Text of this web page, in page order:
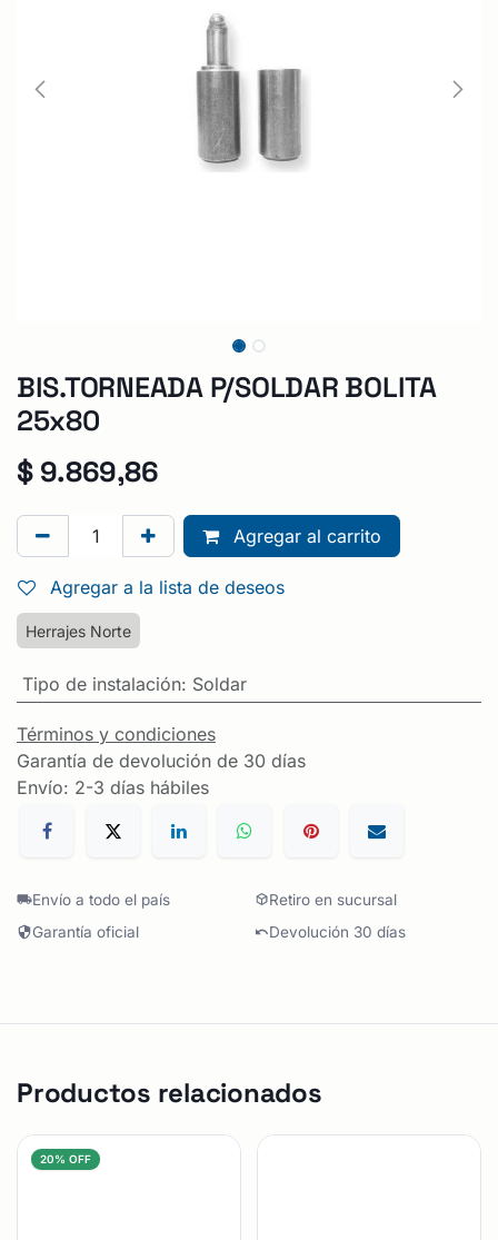
BIS.TORNEADA P/SOLDAR BOLITA
25x80
$ 9.869,86
Agregar al carrito
Agregar a la lista de deseos
Herrajes Norte
Tipo de instalación: Soldar
Términos y condiciones
Garantía de devolución de 30 días
Envío: 2-3 días hábiles
Envío a todo el país
Retiro en sucursal
Garantía oficial
Devolución 30 días
Productos relacionados
20% OFF